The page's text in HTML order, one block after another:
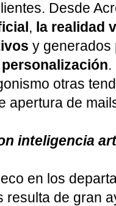
Desde
, la realidad
y generados
.
otras
apertura de
inteligencia
en los
resulta de gran